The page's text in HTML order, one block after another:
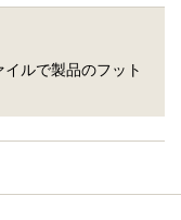
ルで製品のフット